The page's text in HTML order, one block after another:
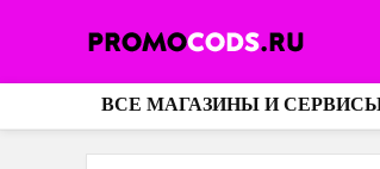
ВСЕ МАГАЗИНЫ И